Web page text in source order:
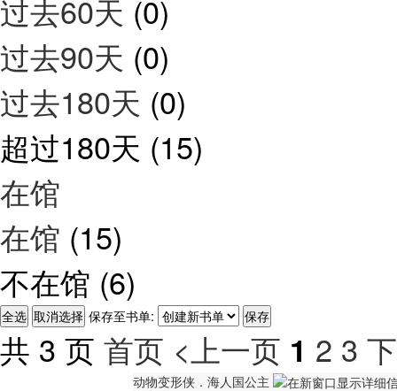
过去60天 (0)
过去90天 (0)
过去180天 (0)
超过180天 (15)
在馆
在馆 (15)
不在馆 (6)
保存至书单:
共 3 页 首页 <上一页 1 2 3
动物变形侠．海人国公主